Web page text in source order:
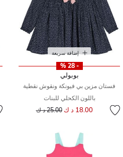
إضافة سريعة
- 28 %
بوبولي
فستان مزين بي فيونكة ونقوش نقطية
باللون الكحلي للبنات
18.00 د ك سعر مخفض من
25.00 د ك